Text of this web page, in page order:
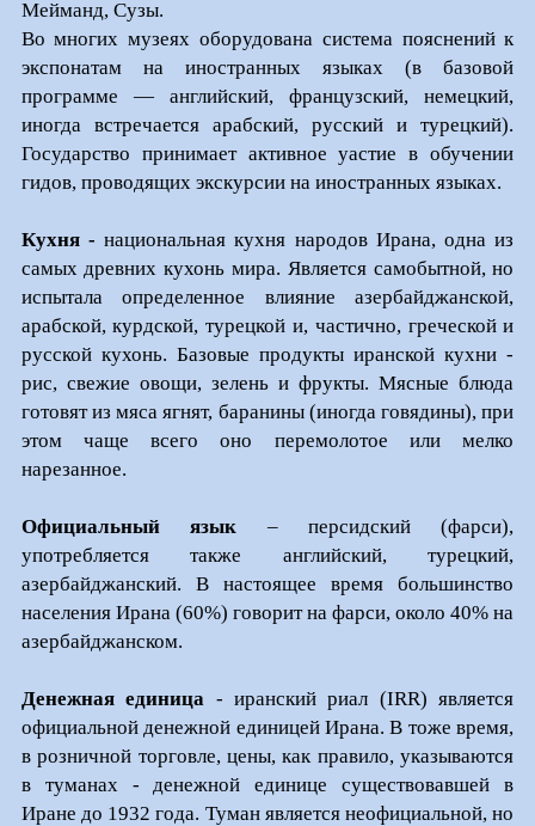
Мейманд, Сузы.
Во многих музеях оборудована система пояснений к
экспонатам на иностранных языках (в базовой
программе — английский, французский, немецкий,
иногда встречается арабский, русский и турецкий).
Государство принимает активное уастие в обучении
гидов, проводящих экскурсии на иностранных языках.
Кухня -национальная кухня народов Ирана, одна из
самых древних кухонь мира. Является самобытной, но
испытала определенное влияние азербайджанской,
арабской, курдской, турецкой и, частично, греческой и
русской кухонь. Базовые продукты иранской кухни -
рис, свежие овощи, зелень и фрукты. Мясные блюда
готовят из мяса ягнят, баранины (иногда говядины), при
этом чаще всего оно перемолотое или мелко
нарезанное.
Официальный язык – персидский (фарси),
употребляется также английский, турецкий,
азербайджанский. В настоящее время большинство
населения Ирана (60%) говорит на фарси, около 40% на
азербайджанском.
Денежная единица - иранский риал (IRR) является
официальной денежной единицей Ирана. В тоже время,
в розничной торговле, цены, как правило, указываются
в туманах - денежной единице существовавшей в
Иране до 1932 года. Туман является неофициальной, но